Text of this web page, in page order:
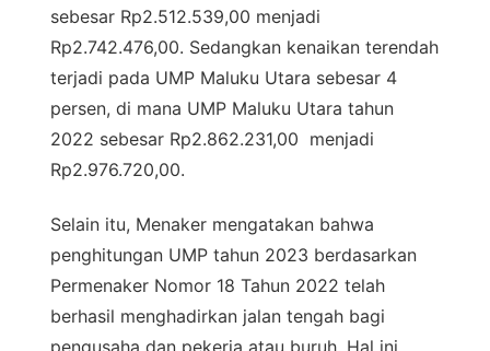
sebesar Rp2.512.539,00 menjadi
Rp2.742.476,00. Sedangkan kenaikan terendah
terjadi pada UMP Maluku Utara sebesar 4
persen, di mana UMP Maluku Utara tahun
2022 sebesar Rp2.862.231,00 menjadi
Rp2.976.720,00.
Selain itu, Menaker mengatakan bahwa
penghitungan UMP tahun 2023 berdasarkan
Permenaker Nomor 18 Tahun 2022 telah
berhasil menghadirkan jalan tengah bagi